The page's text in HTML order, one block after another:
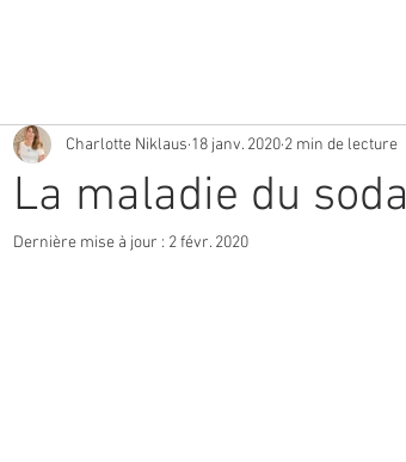
La maladie du soda
Charlotte Niklaus 18 janv. 2020 2 min de lecture
Dernière mise à jour : 2 févr. 2020